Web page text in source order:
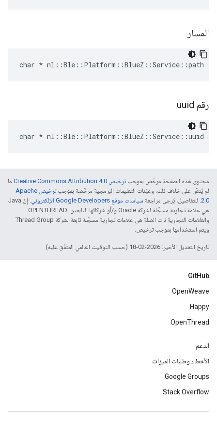
المسار
char * nl::Ble::Platform::BlueZ::Service::path
رقم uuid
char * nl::Ble::Platform::BlueZ::Service::uuid
محتوى هذه الصفحة مرخّص بموجبترخيص Creative Commons Attribution 4.0‏
ما
لم يُنصّ على خلاف ذلك، وعيّنات التعليمات البرمجية مرخّصة بموجب
ترخيص Apache
2.0‏. للتفاصيل، يُرجى مراجعة سياسات موقع Google Developers الإلكتروني
. إنّ Java
هي علامة تجارية مسجَّلة لشركة Oracle و/أو شركائها التابعين. ‫OPENTHREAD
والعلامات التجارية ذات الصلة هي علامات تجارية مسجّلة تابعة لشركة Thread Group
ويتم استخدامها بموجب ترخيص.
تاريخ التعديل الأخير: 2026-02-18 (حسب التوقيت العالمي المتفَّق عليه)
GitHub
OpenWeave
Happy
OpenThread
الدعم
الأخطاء وطلبات الميزات
Google Groups
Stack Overflow